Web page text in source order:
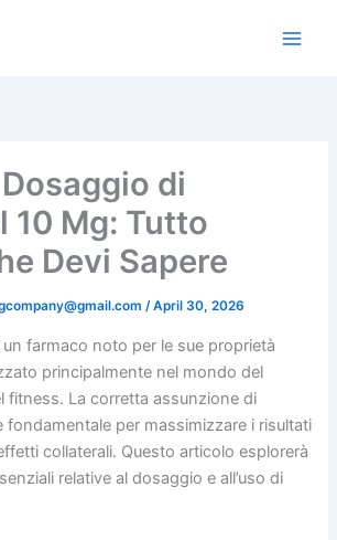
di
10 Mg: Tutto
Devi Sapere
/April 30, 2026
farmaco noto per le sue proprietà
principalmente nel mondo del
fitness. La corretta assunzione di
per massimizzare i risultati
collaterali. Questo articolo esplorerà
relative al dosaggio e all’uso di